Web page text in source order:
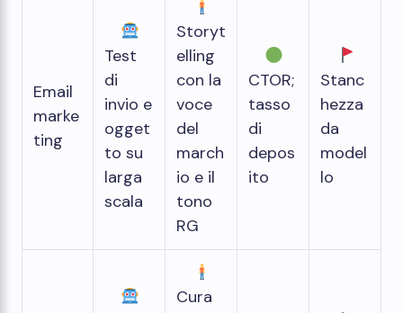
Email
marke
ting
Test
di
invio e
ogget
to su
larga
scala
Storyt
elling
con la
voce
del
march
io e il
tono
RG
CTOR;
tasso
di
depos
ito
Stanc
hezza
da
model
lo
Cura